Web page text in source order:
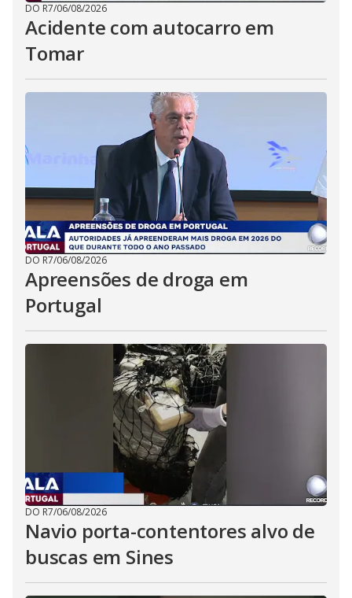
DO R7/06/08/2026
Acidente com autocarro em
Tomar
DO R7/06/08/2026
Apreensões de droga em
Portugal
DO R7/06/08/2026
Navio porta-contentores alvo de
buscas em Sines